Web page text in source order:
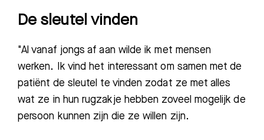
De sleutel vinden
"Al vanaf jongs af aan wilde ik met mensen
werken. Ik vind het interessant om samen met de
patiënt de sleutel te vinden zodat ze met alles
wat ze in hun rugzakje hebben zoveel mogelijk de
persoon kunnen zijn die ze willen zijn.